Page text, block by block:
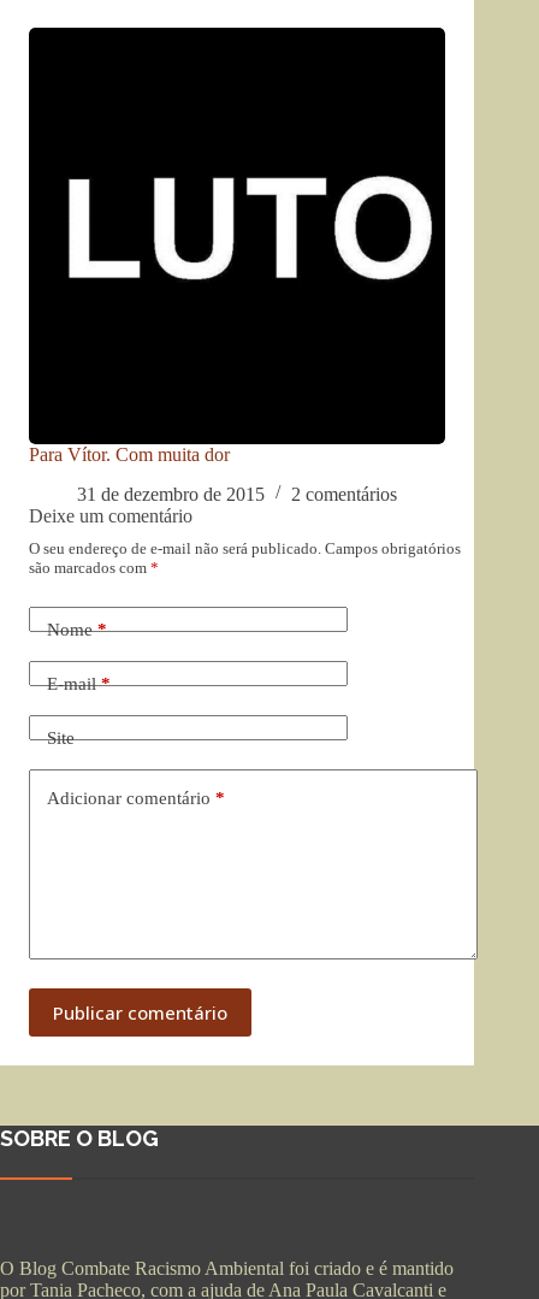
Para Vítor. Com muita dor
31 de dezembro de 2015
2 comentários
Deixe um comentário
O seu endereço de e-mail não será publicado. Campos obrigatórios
são marcados com *
Nome*
E-mail*
Site
Adicionar comentário *
Publicar comentário
SOBRE O BLOG
O Blog Combate Racismo Ambiental foi criado e é mantido
por Tania Pacheco, com a ajuda de Ana Paula Cavalcanti e